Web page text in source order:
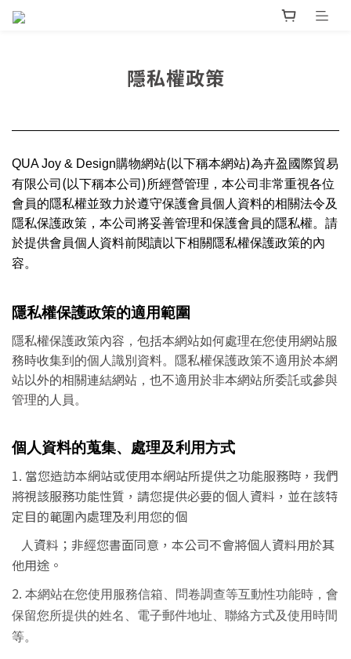
隱私權政策
QUA Joy & Design購物網站( 以下稱本網站)為卉盈國際貿易
有限公司 ( 以下稱本公司 )所經營管理，本公司非常重視各位
會員的隱私權並致力於遵守保護會員個人資料的相關法令及
隱私保護政策，本公司將妥善管理和保護會員的隱私權。請
於提供會員個人資料前閱讀以下相關隱私權保護政策的內
容。
隱私權保護政策的適用範圍
隱私權保護政策內容，包括本網站如何處理在您使用網站服
務時收集到的個人識別資料。隱私權保護政策不適用於本網
站以外的相關連結網站，也不適用於非本網站所委託或參與
管理的人員。
個人資料的蒐集、處理及利用方式
1. 當您造訪本網站或使用本網站所提供之功能服務時，我們
將視該服務功能性質，請您提供必要的個人資料，並在該特
定目的範圍內處理及利用您的個
人資料；非經您書面同意，本公司不會將個人資料用於其
他用途。
2. 本網站在您使用服務信箱、問卷調查等互動性功能時，會
保留您所提供的姓名、電子郵件地址、聯絡方式及使用時間
等。